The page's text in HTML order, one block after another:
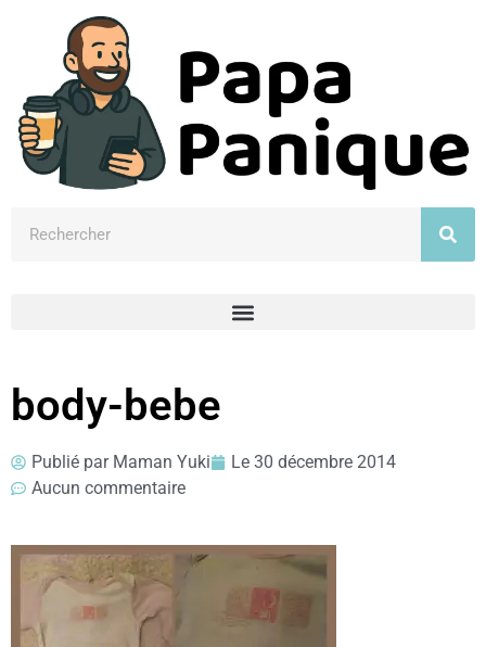
body-bebe
Publié parMaman Yuki Le 30 décembre 2014
Aucun commentaire